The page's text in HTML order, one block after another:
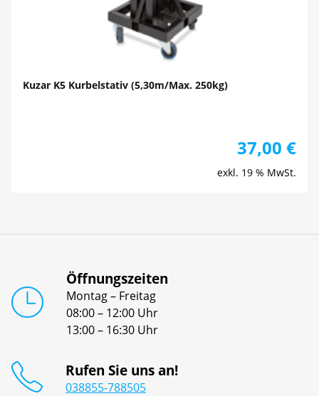
Kuzar K5 Kurbelstativ (5,30m/Max. 250kg)
37,00 €
exkl. 19 % MwSt.
Öffnungszeiten
Montag – Freitag
08:00 – 12:00 Uhr
13:00 – 16:30 Uhr
Rufen Sie uns an!
038855-788505